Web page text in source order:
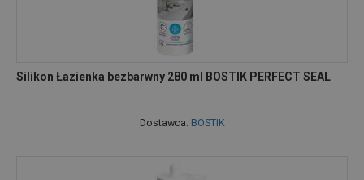
Silikon Łazienka bezbarwny 280 ml BOSTIK PERFECT SEAL
Dostawca: BOSTIK